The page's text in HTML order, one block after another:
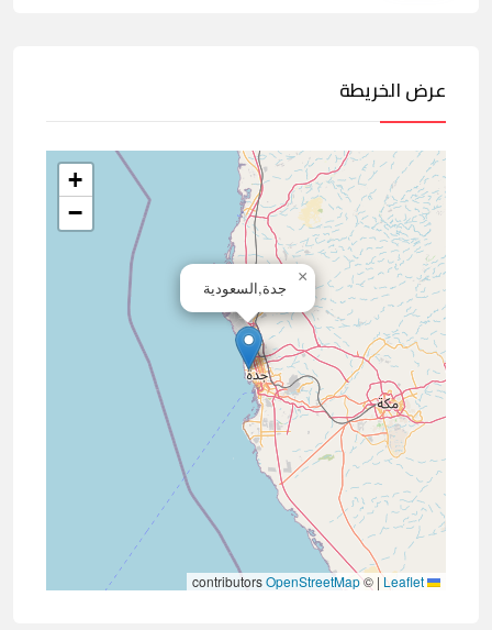
عرض الخريطة
جدة,السعودية
×
+
−
|
©
OpenStreetMap